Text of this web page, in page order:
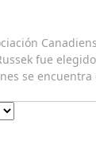
fue
se